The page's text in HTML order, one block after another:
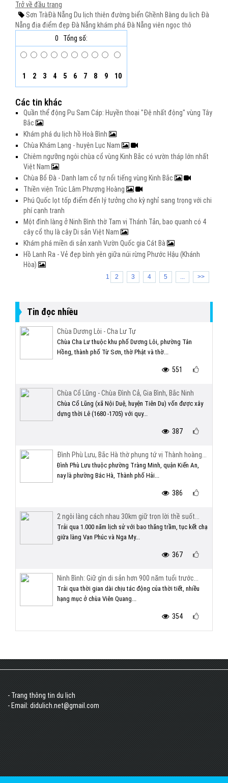
Trở về đầu trang
Sơn TràĐà Nẵng Du lịch thiên đường biển Ghềnh Bàng du lịch Đà
Nẵng địa điểm đẹp Đà Nẵng khám phá Đà Nẵng viên ngọc thô
0
Tổng số:
1 2 3 4 5 6 7 8 9 10
Các tin khác
Quần thể động Pu Sam Cáp: Huyền thoại "Đệ nhất động" vùng Tây
Bắc
Khám phá du lịch hồ Hoà Bình
Chùa Khám Lạng - huyện Lục Nam
Chiêm ngưỡng ngôi chùa cổ vùng Kinh Bắc có vườn tháp lớn nhất
Việt Nam
Chùa Bổ Đà - Danh lam cổ tự nổi tiếng vùng Kinh Bắc
Thiền viện Trúc Lâm Phượng Hoàng
Phú Quốc lọt tốp điểm đến lý tưởng cho kỳ nghỉ sang trọng với chi
phí cạnh tranh
Một đình làng ở Ninh Bình thờ Tam vị Thánh Tản, bao quanh có 4
cây cổ thụ là cây Di sản Việt Nam
Khám phá miền di sản xanh Vườn Quốc gia Cát Bà
Hồ Lanh Ra - Vẻ đẹp bình yên giữa núi rừng Phước Hậu (Khánh
Hòa)
1 2 3 4 5 ... >>
Tin đọc nhiều
Chùa Dương Lôi - Cha Lư Tự
Chùa Cha Lư thuộc khu phố Dương Lôi, phường Tân
Hồng, thành phố Từ Sơn, thờ Phật và thờ...
551
Chùa Cổ Lũng - Chùa Đình Cả, Gia Bình, Bắc Ninh
Chùa Cổ Lũng (xã Nội Duệ, huyện Tiên Du) vốn được xây
dựng thời Lê (1680 -1705) với quy...
387
Đình Phù Lưu, Bắc Hà thờ phụng tứ vị Thành hoàng...
Đình Phù Lưu thuộc phường Tràng Minh, quận Kiến An,
nay là phường Bắc Hà, Thành phố Hải...
386
2 ngôi làng cách nhau 30km giữ trọn lời thề suốt...
Trải qua 1.000 năm lịch sử với bao thăng trầm, tục kết chạ
giữa làng Vạn Phúc và Nga My...
367
Ninh Bình: Giữ gìn di sản hơn 900 năm tuổi trước...
Trải qua thời gian dài chịu tác động của thời tiết, nhiều
hạng mục ở chùa Viên Quang...
354
- Trang thông tin du lịch
- Email: didulich.net@gmail.com